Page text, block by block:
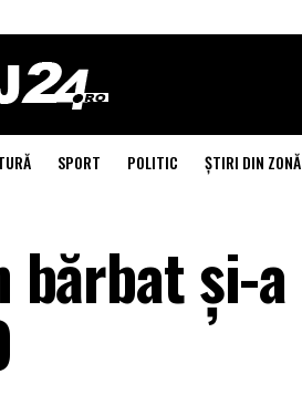
SPORT POLITIC ŞTIRI DIN ZONĂ
bărbat și-a